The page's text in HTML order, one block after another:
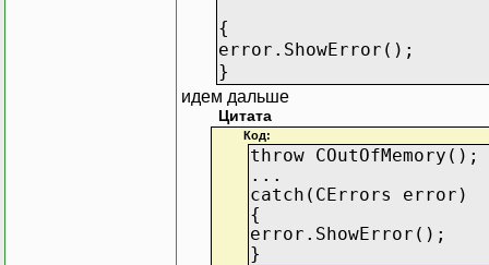
{
error.ShowError();
}
идем дальше
Цитата
Код:
throw COutOfMemory();
...
catch(CErrors error)
{
error.ShowError();
}